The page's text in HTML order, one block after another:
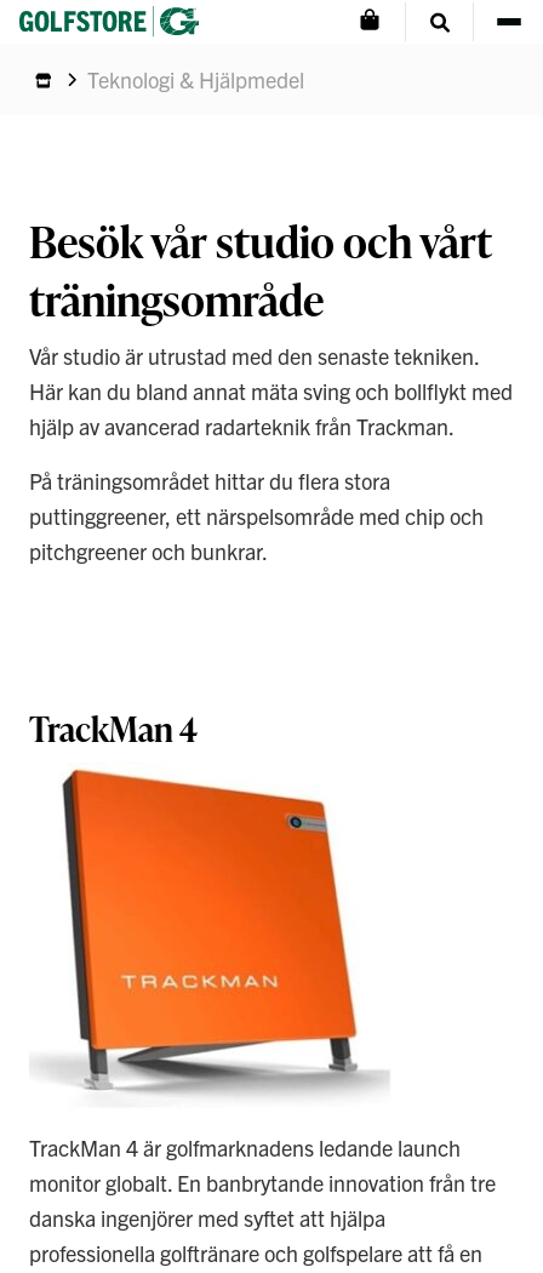
Teknologi & Hjälpmedel
Besök vår studio och vårt
träningsområde
Vår studio är utrustad med den senaste tekniken.
Här kan du bland annat mäta sving och bollflykt med
hjälp av avancerad radarteknik från Trackman.
På träningsområdet hittar du flera stora
puttinggreener, ett närspelsområde med chip och
pitchgreener och bunkrar.
TrackMan 4
TrackMan 4 är golfmarknadens ledande launch
monitor globalt. En banbrytande innovation från tre
danska ingenjörer med syftet att hjälpa
professionella golftränare och golfspelare att få en